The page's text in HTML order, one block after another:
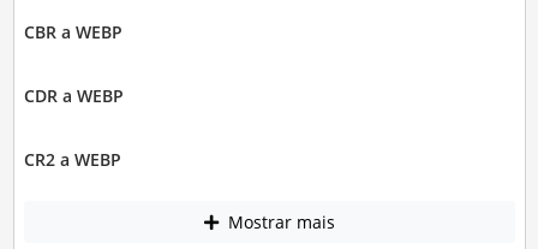
CBR a WEBP
CDR a WEBP
CR2 a WEBP
Mostrar mais